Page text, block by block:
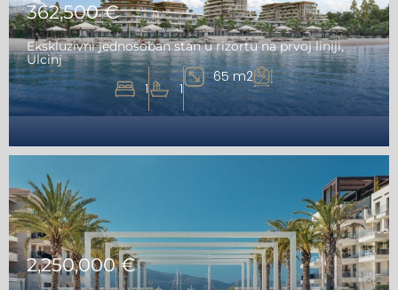
362,500 €
Ekskluzivni jednosoban stan u rizortu na prvoj liniji,
Ulcinj
1 1
65 m2
2,250,000 €